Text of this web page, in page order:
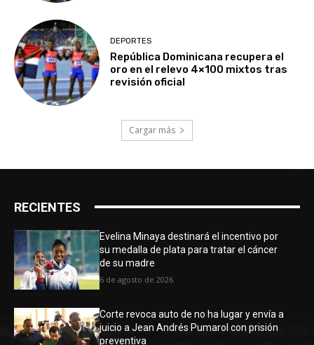
DEPORTES
República Dominicana recupera el
oro en el relevo 4×100 mixtos tras
revisión oficial
Cargar más
RECIENTES
Evelina Minaya destinará el incentivo por
su medalla de plata para tratar el cáncer
de su madre
6 de agosto de 2026
Corte revoca auto de no ha lugar y envía a
juicio a Jean Andrés Pumarol con prisión
preventiva